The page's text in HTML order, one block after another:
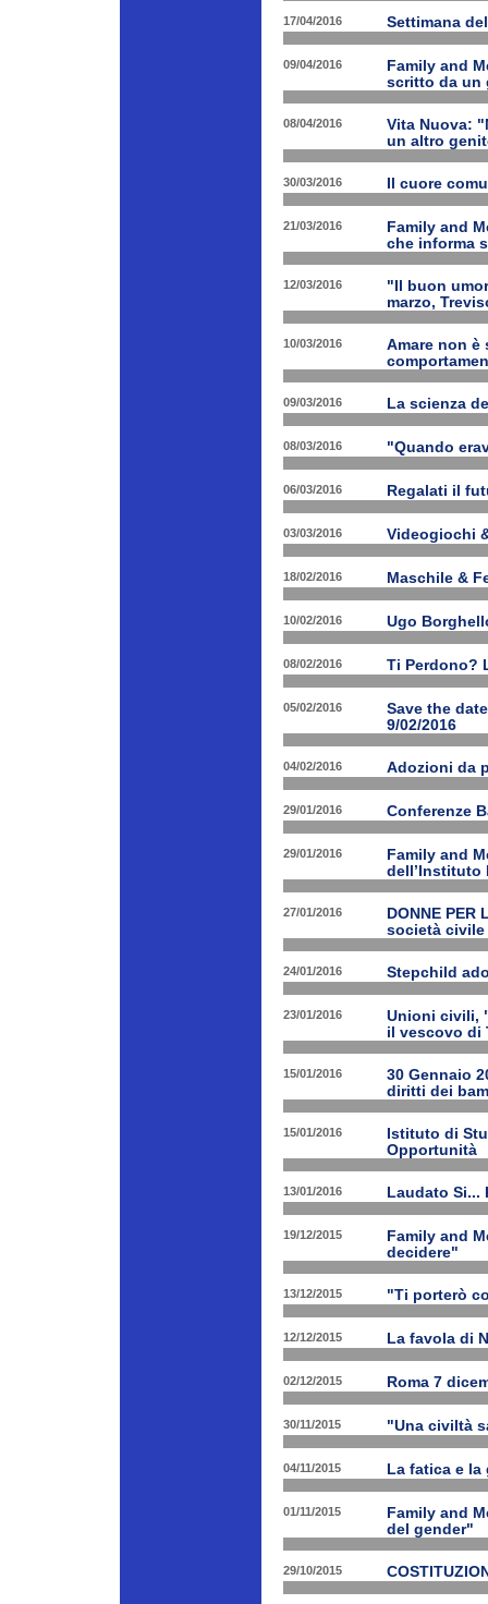
17/04/2016 Settimana
09/04/2016
Family and
scritto da un
08/04/2016
Vita Nuova:
un altro
30/03/2016 Il cuore
21/03/2016
Family and
che informa
12/03/2016
"Il buon
marzo,
10/03/2016
Amare non
09/03/2016 La scienza
08/03/2016 "Quando
06/03/2016 Regalati il
03/03/2016 Videogiochi
18/02/2016 Maschile &
10/02/2016 Ugo
08/02/2016 Ti Perdono?
05/02/2016
Save the
9/02/2016
04/02/2016 Adozioni da
29/01/2016 Conferenze
29/01/2016
Family and
dell’Instituto
27/01/2016
DONNE
società
24/01/2016 Stepchild
23/01/2016
Unioni civili,
il vescovo di
15/01/2016
30 Gennaio
diritti dei
15/01/2016
Istituto di
Opportunità
13/01/2016 Laudato Si...
19/12/2015
Family and
decidere"
13/12/2015 "Ti porterò
12/12/2015 La favola di
02/12/2015 Roma 7
30/11/2015 "Una civiltà
04/11/2015 La fatica e
01/11/2015
Family and
del gender"
29/10/2015